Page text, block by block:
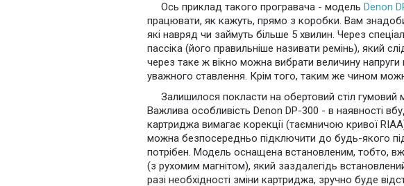
Ось приклад такого програвача - модель Denon
працювати, як кажуть, прямо з коробки. Вам
які навряд чи займуть більше 5 хвилин. Через
пассіка (його правильніше називати ремінь), який
через таке ж вікно можна вибрати величину
уважного ставлення. Крім того, таким же чином
Залишилося покласти на обертовий стіл
Важлива особливість Denon DP-300 - в наявності
картриджа вимагає корекції (таємничою кривої
можна безпосередньо підключити до будь-якого
потрібен. Модель оснащена встановленим, тобто,
(з рухомим магнітом), який заздалегідь
разі необхідності зміни картриджа, зручно буде